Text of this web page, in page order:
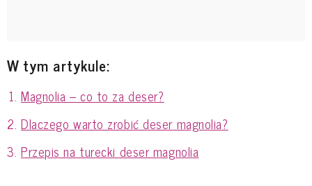
W tym artykule:
Magnolia – co to za deser?
Dlaczego warto zrobić deser magnolia?
Przepis na turecki deser magnolia